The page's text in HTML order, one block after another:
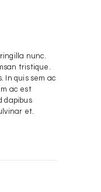
nunc.
tristique.
In quis sem ac
ac est
dapibus
et.